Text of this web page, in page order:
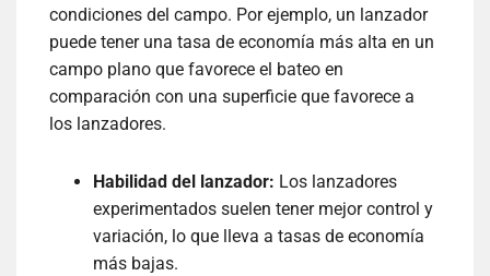
condiciones del campo. Por ejemplo, un lanzador
puede tener una tasa de economía más alta en un
campo plano que favorece el bateo en
comparación con una superficie que favorece a
los lanzadores.
Habilidad del lanzador: Los lanzadores
experimentados suelen tener mejor control y
variación, lo que lleva a tasas de economía
más bajas.